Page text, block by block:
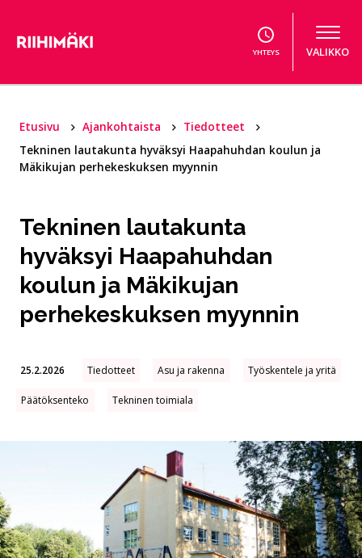
YHTEYS VALIKKO
Etusivu Ajankohtaista
Tiedotteet
Tekninen lautakunta hyväksyi Haapahuhdan koulun ja
Mäkikujan perhekeskuksen myynnin
Tekninen lautakunta
hyväksyi Haapahuhdan
koulun ja Mäkikujan
perhekeskuksen myynnin
25.2.2026 Tiedotteet Asu ja rakenna Työskentele ja yritä
Päätöksenteko Tekninen toimiala